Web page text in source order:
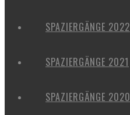
SPAZIERGÄNGE 2022
SPAZIERGÄNGE 2021
SPAZIERGÄNGE 2020